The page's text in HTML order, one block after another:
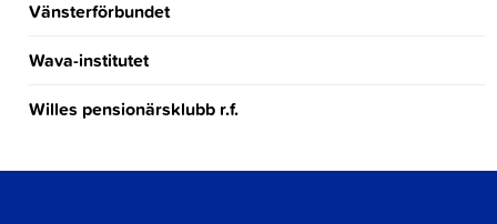
Vänsterförbundet
Wava-institutet
Willes pensionärsklubb r.f.